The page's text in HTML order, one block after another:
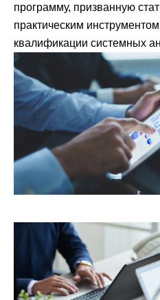
программу, призванную
практическим
квалификации системных